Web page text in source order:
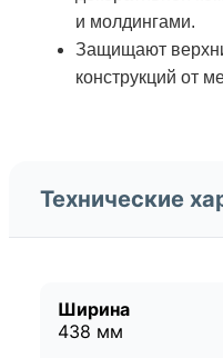
и молдингами.
Защищают
конструкций от
Технические
Ширина
438 мм